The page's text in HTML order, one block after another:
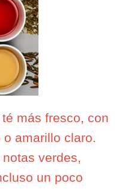
más fresco, con
amarillo claro.
verdes,
un poco